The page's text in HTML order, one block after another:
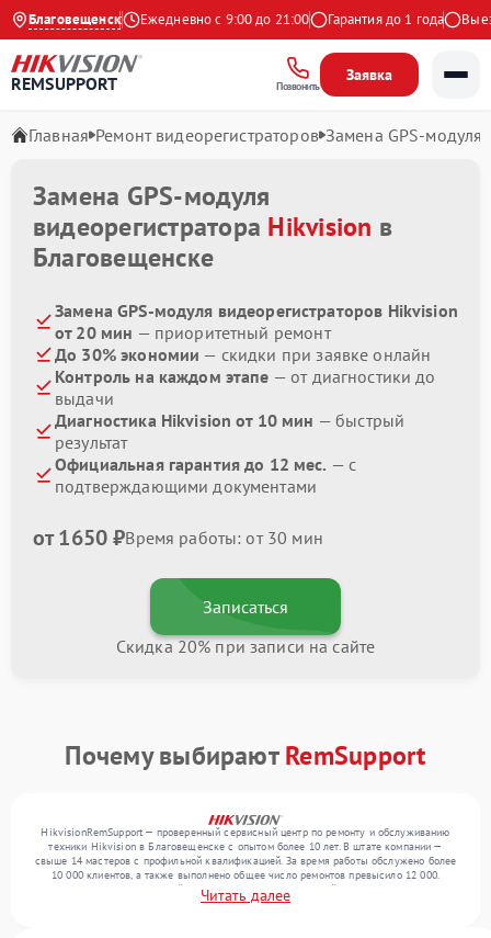
Благовещенск
4.9 на Яндекс Ежедневно с 9:00 до 21:00 Гарантия до 1 года Выезд
REMSUPPORT Позвонить
Заявка
Главная Ремонт видеорегистраторов Замена GPS-модуля
Замена GPS-модуля
видеорегистратора Hikvision в
Благовещенске
Замена GPS-модуля видеорегистраторов Hikvision
от 20 мин — приоритетный ремонт
До 30% экономии — скидки при заявке онлайн
Контроль на каждом этапе — от диагностики до
выдачи
Диагностика Hikvision от 10 мин — быстрый
результат
Официальная гарантия до 12 мес. — с
подтверждающими документами
от 1650 ₽Время работы: от 30 мин
Записаться
Скидка 20% при записи на сайте
Почему выбираютRemSupport
HikvisionRemSupport — проверенный сервисный центр по ремонту и обслуживанию
техники Hikvision в Благовещенске с опытом более 10 лет. В штате компании —
свыше 14 мастеров с профильной квалификацией. За время работы обслужено более
10 000 клиентов, а также выполнено общее число ремонтов превысило 12 000.
Ежемесячно в сервисный центр поступает от 300 устройств, включая , , . Мы
устраняем поломки любой сложности и предлагаем стабильный уровень сервиса
Читать далее